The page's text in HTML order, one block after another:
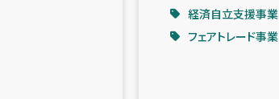
タイ国境ミャンマー移民子ども支援
経済自立支援事業
フェアトレード事業